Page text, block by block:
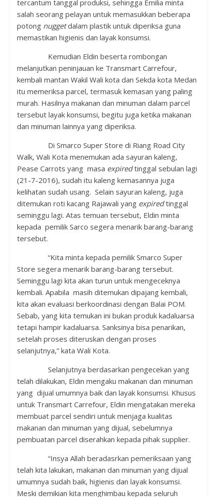
tercantum tanggal produksi, sehingga Emilia minta
salah seorang pelayan untuk memasukkan beberapa
potong nuggetdalam plastik untuk diperiksa guna
memastikan higienis dan layak konsumsi.
Kemudian Eldin beserta rombongan
melanjutkan peninjauan ke Transmart Carrefour,
kembali mantan Wakil Wali kota dan Sekda kota Medan
itu memeriksa parcel, termasuk kemasan yang paling
murah. Hasilnya makanan dan minuman dalam parcel
tersebut layak konsumsi, begitu juga ketika makanan
dan minuman lainnya yang diperiksa.
Di Smarco Super Store di Riang Road City
Walk, Wali Kota menemukan ada sayuran kaleng,
Pease Carrots yang masa expiredtinggal sebulan lagi
(21-7-2016), sudah itu kaleng kemasannya juga
kelihatan sudah usang. Selain sayuran kaleng, juga
ditemukan roti kacang Rajawali yang expiredtinggal
seminggu lagi. Atas temuan tersebut, Eldin minta
kepada pemilik Sarco segera menarik barang-barang
tersebut.
“Kita minta kepada pemilik Smarco Super
Store segera menarik barang-barang tersebut.
Seminggu lagi kita akan turun untuk mengeceknya
kembali. Apabila masih ditemukan dipajang kembali,
kita akan evaluasi berkoordinasi dengan Balai POM.
Sebab, yang kita temukan ini bukan produk kadaluarsa
tetapi hampir kadaluarsa. Sanksinya bisa penarikan,
setelah proses diteruskan dengan proses
selanjutnya,” kata Wali Kota.
Selanjutnya berdasarkan pengecekan yang
telah dilakukan, Eldin mengaku makanan dan minuman
yang dijual umumnya baik dan layak konsumsi. Khusus
untuk Transmart Carrefour, Eldin mengatakan mereka
membuat parcel sendiri untuk menjaga kualitas
makanan dan minuman yang dijual, sebelumnya
pembuatan parcel diserahkan kepada pihak supplier.
“Insya Allah beradasrkan pemeriksaan yang
telah kita lakukan, makanan dan minuman yang dijual
umumnya sudah baik, higienis dan layak konsumsi.
Meski demikian kita menghimbau kepada seluruh